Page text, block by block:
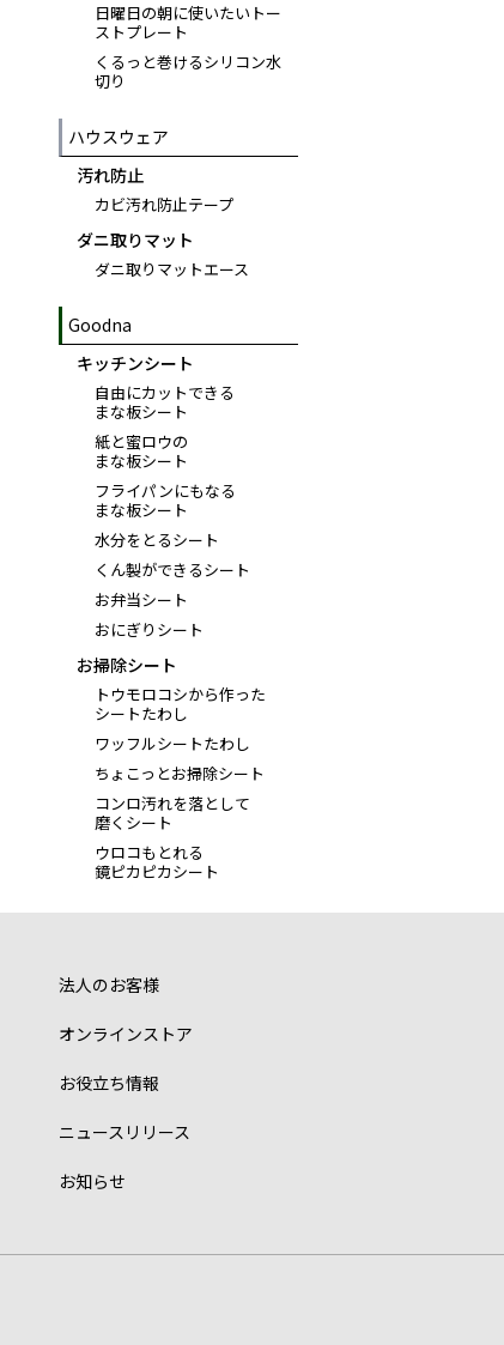
日曜日の朝に使いたいトー
ストプレート
くるっと巻けるシリコン水
切り
ハウスウェア
汚れ防止
カビ汚れ防止テープ
ダニ取りマット
ダニ取りマットエース
Goodna
キッチンシート
自由にカットできる
まな板シート
紙と蜜ロウの
まな板シート
フライパンにもなる
まな板シート
水分をとるシート
くん製ができるシート
お弁当シート
おにぎりシート
お掃除シート
トウモロコシから作った
シートたわし
ワッフルシートたわし
ちょこっとお掃除シート
コンロ汚れを落として
磨くシート
ウロコもとれる
鏡ピカピカシート
法人のお客様
オンラインストア
お役立ち情報
ニュースリリース
お知らせ